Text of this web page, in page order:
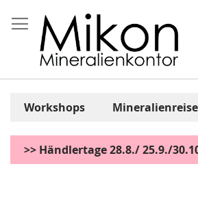
Inhalt
springen
Workshops
>> Händlertage 28.8./ 25.9./